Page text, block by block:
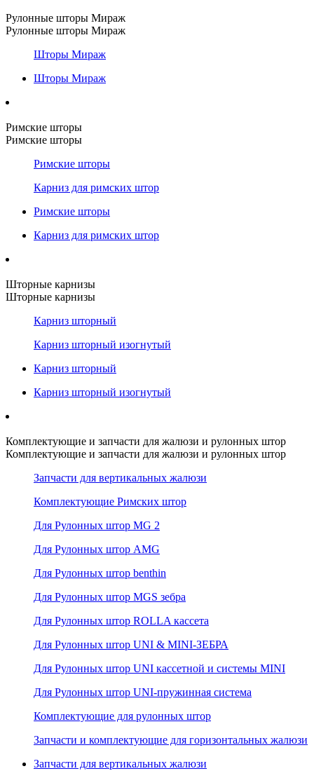
Рулонные шторы Мираж
Рулонные шторы Мираж
Шторы Мираж
Шторы Мираж
Римские шторы
Римские шторы
Римские шторы
Карниз для римских штор
Римские шторы
Карниз для римских штор
Шторные карнизы
Шторные карнизы
Карниз шторный
Карниз шторный изогнутый
Карниз шторный
Карниз шторный изогнутый
Комплектующие и запчасти для жалюзи и рулонных штор
Комплектующие и запчасти для жалюзи и рулонных штор
Запчасти для вертикальных жалюзи
Комплектующие Римских штор
Для Рулонных штор MG 2
Для Рулонных штор AMG
Для Рулонных штор benthin
Для Рулонных штор MGS зебра
Для Рулонных штор ROLLA кассета
Для Рулонных штор UNI & MINI-ЗЕБРА
Для Рулонных штор UNI кассетной и системы MINI
Для Рулонных штор UNI-пружинная система
Комплектующие для рулонных штор
Запчасти и комплектующие для горизонтальных жалюзи
Запчасти для вертикальных жалюзи